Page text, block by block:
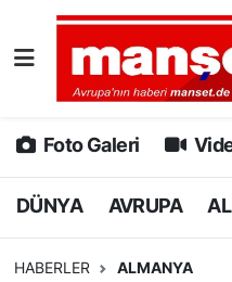
Foto Galeri
DÜNYA AVRUPA
HABERLER ALMANYA
DÜNYA
AVRUPA
ALMANYA
Nöbetçi Eczaneler
Hava Durumu
Namaz Vakitleri